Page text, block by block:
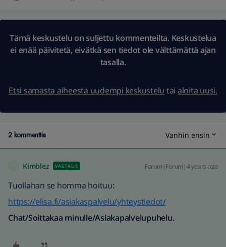
Tämä keskustelu on suljettu kommenteilta. Keskustelua
ei enää päivitetä, eivätkä sen tiedot ole välttämättä ajan
tasalla.
Etsi samasta aiheesta uudempi keskustelu tai aloita uusi.
2 kommenttia Vanhin ensin
Kimblez VASTAUS Forum|Forum|4 years ago
Tuollahan se homma hoituu:
https://elisa.fi/asiakaspalvelu/yhteystiedot/
Chat/Soittakaa minulle/Asiakapalvelupuhelu.